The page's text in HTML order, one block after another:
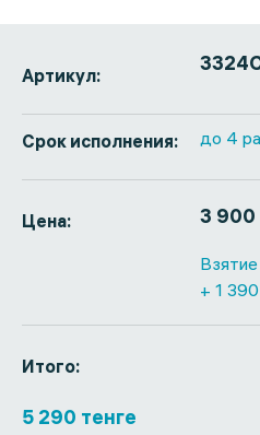
Артикул:
Срок исполнения: до 4
Цена: 3 900
+ 1
Итого:
5 290 тенге